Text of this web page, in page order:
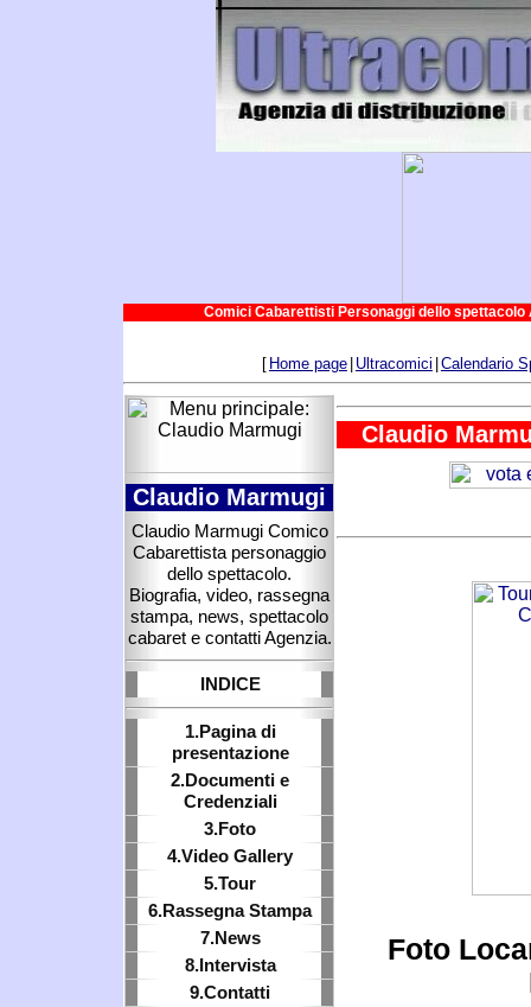
Comici Cabarettisti Personaggi dello spettacolo
[ Home page Ultracomici Calendario
Claudio Marmugi
Claudio Marmugi Comico
Cabarettista personaggio
dello spettacolo.
Biografia, video, rassegna
stampa, news, spettacolo
cabaret e contatti Agenzia.
INDICE
1.Pagina di
presentazione
2.Documenti e
Credenziali
3.Foto
4.Video Gallery
5.Tour
6.Rassegna Stampa
7.News
8.Intervista
9.Contatti
Claudio
Foto